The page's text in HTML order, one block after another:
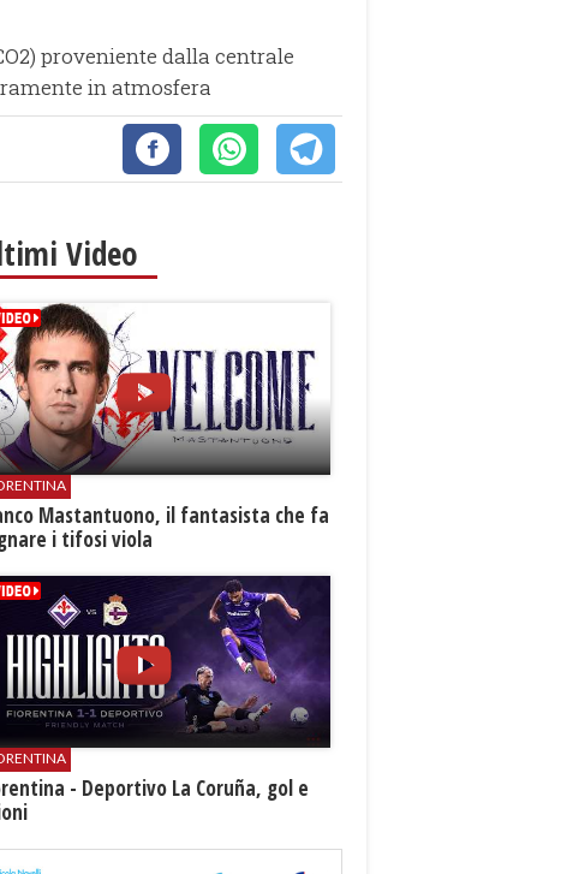
proveniente dalla centrale
in atmosfera
Video
Mastantuono, il fantasista che fa
i tifosi viola
- Deportivo La Coruña, gol e